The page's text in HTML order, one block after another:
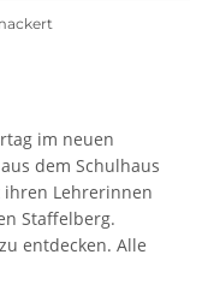
im neuen
dem Schulhaus
Lehrerinnen
Staffelberg.
entdecken. Alle